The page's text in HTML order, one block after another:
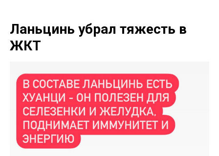
Ланьцинь убрал тяжесть в
ЖКТ